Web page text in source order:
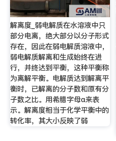
解离度_弱电解质在水溶液中只
部分电离，绝大部分以分子形式
存在，因此在弱电解质溶液中，
弱电解质解离和生成始终在进
行，并终达到平衡，这种平衡称
为离解平衡。电解质达到解离平
衡时，已解离的分子数和原有分
子数之比。用希腊字母α来表
示。解离度相当于化学平衡中的
转化率，其大小反映了弱